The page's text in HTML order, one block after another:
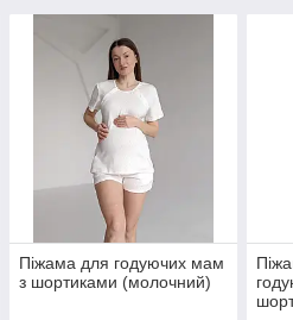
Піжама для годуючих мам
з шортиками (молочний)